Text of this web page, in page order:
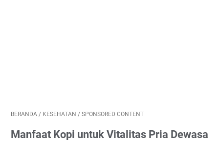
BERANDA / KESEHATAN / SPONSORED CONTENT
Manfaat Kopi untuk Vitalitas Pria Dewasa